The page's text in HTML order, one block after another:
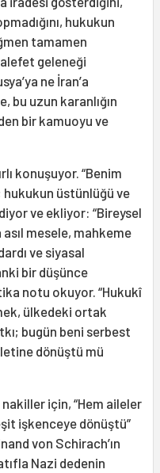
hukukun
tamamen
geleneği
ne İran’a
bu uzun karanlığın
bir kamuoyu ve
konuşuyor. “Benim
üstünlüğü ve
ve ekliyor: “Bireysel
mesele, mahkeme
ve siyasal
bir düşünce
notu okuyor. “Hukukî
ülkedeki ortak
bugün beni serbest
dönüştü mü
için, “Hem aileler
işkenceye dönüştü”
von Schirach’ın
Nazi dedenin